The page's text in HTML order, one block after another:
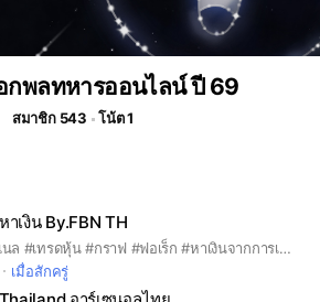
กพลทหารออนไลน์ ปี 69
สมาชิก 543 โน้ต 1
าเงิน By.FBN TH
#Forex #ซิกแนล #เทรดหุ้น #กราฟ #ฟอเร็ก #หาเงินจากการเทรด #ลงทุน
เมื่อสักครู่